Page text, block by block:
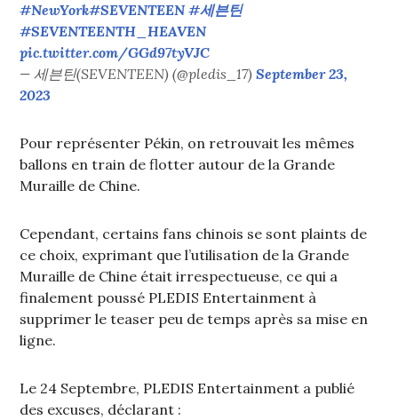
#NewYork#SEVENTEEN #세븐틴
#SEVENTEENTH_HEAVEN
pic.twitter.com/GGd97tyVJC
— 세븐틴(SEVENTEEN) (@pledis_17)September 23,
2023
Pour représenter Pékin, on retrouvait les mêmes
ballons en train de flotter autour de la Grande
Muraille de Chine.
Cependant, certains fans chinois se sont plaints de
ce choix, exprimant que l’utilisation de la Grande
Muraille de Chine était irrespectueuse, ce qui a
finalement poussé PLEDIS Entertainment à
supprimer le teaser peu de temps après sa mise en
ligne.
Le 24 Septembre, PLEDIS Entertainment a publié
des excuses, déclarant :